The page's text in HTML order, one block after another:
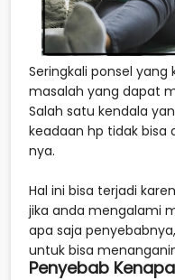
Seringkali ponsel
masalah yang dapat
Salah satu kendala
keadaan hp tidak bisa
nya.
Hal ini bisa terjadi
jika anda mengalami
apa saja
untuk bisa
Penyebab